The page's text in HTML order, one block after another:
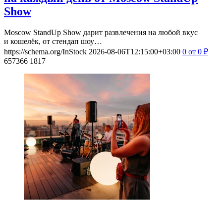
Show
Moscow StandUp Show дарит развлечения на любой вкус
и кошелёк, от стендап шоу…
https://schema.org/InStock 2026-08-06T12:15:00+03:00 0 от 0 ₽
657366 1817